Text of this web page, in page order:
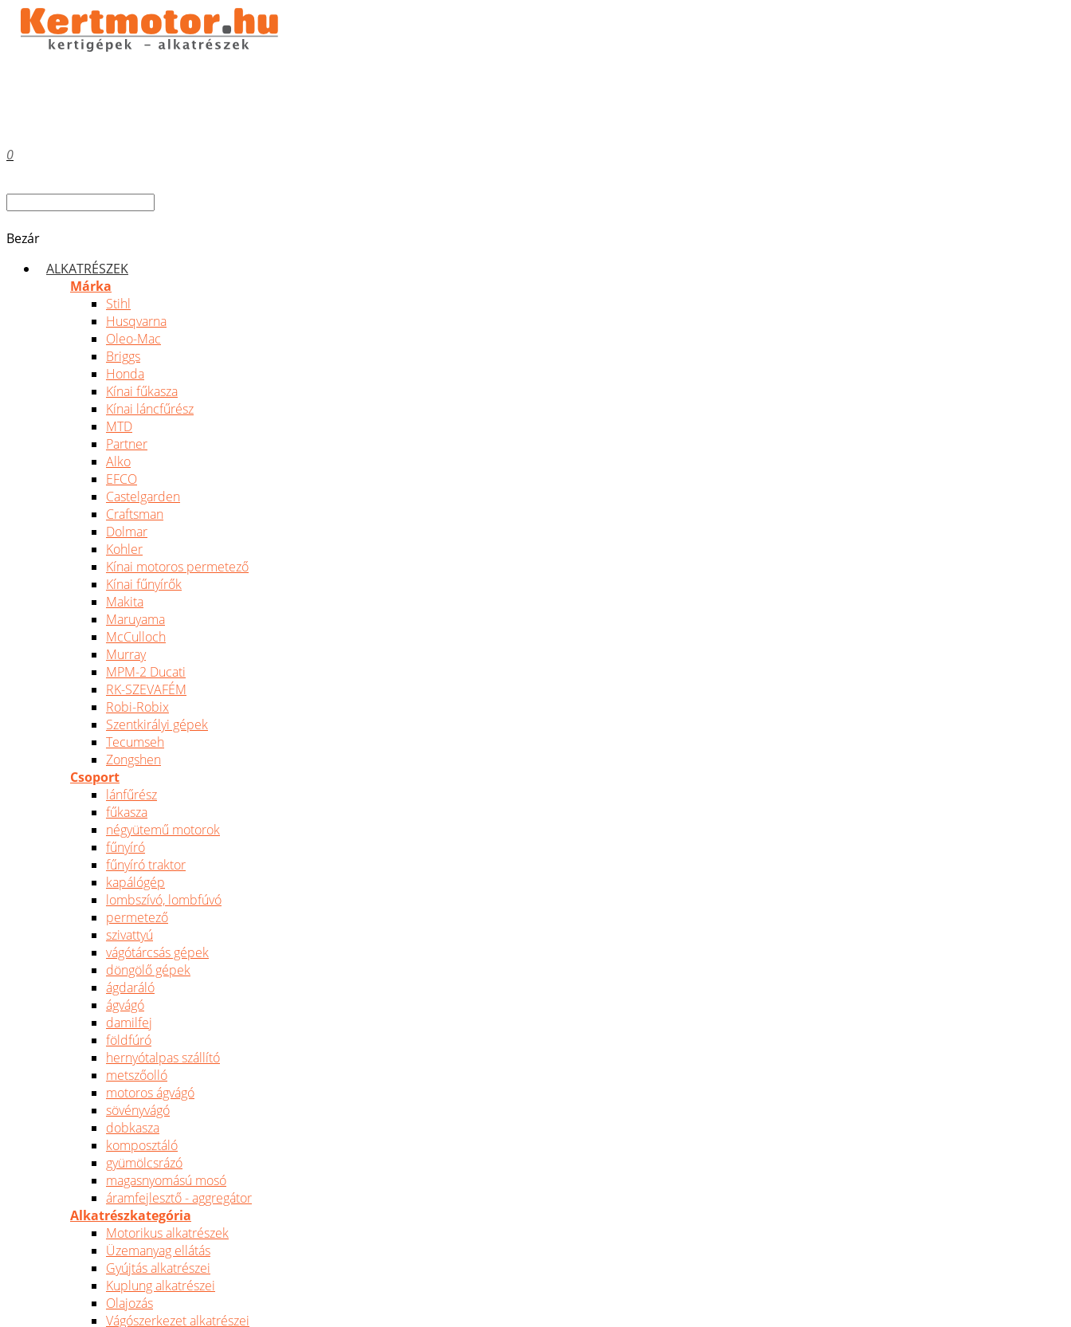
0
Bezár
ALKATRÉSZEK
Márka
Stihl
Husqvarna
Oleo-Mac
Briggs
Honda
Kínai fűkasza
Kínai láncfűrész
MTD
Partner
Alko
EFCO
Castelgarden
Craftsman
Dolmar
Kohler
Kínai motoros permetező
Kínai fűnyírők
Makita
Maruyama
McCulloch
Murray
MPM-2 Ducati
RK-SZEVAFÉM
Robi-Robix
Szentkirályi gépek
Tecumseh
Zongshen
Csoport
lánfűrész
fűkasza
négyütemű motorok
fűnyíró
fűnyíró traktor
kapálógép
lombszívó, lombfúvó
permetező
szivattyú
vágótárcsás gépek
döngölő gépek
ágdaráló
ágvágó
damilfej
földfúró
hernyótalpas szállító
metszőolló
motoros ágvágó
sövényvágó
dobkasza
komposztáló
gyümölcsrázó
magasnyomású mosó
áramfejlesztő - aggregátor
Alkatrészkategória
Motorikus alkatrészek
Üzemanyag ellátás
Gyújtás alkatrészei
Kuplung alkatrészei
Olajozás
Vágószerkezet alkatrészei